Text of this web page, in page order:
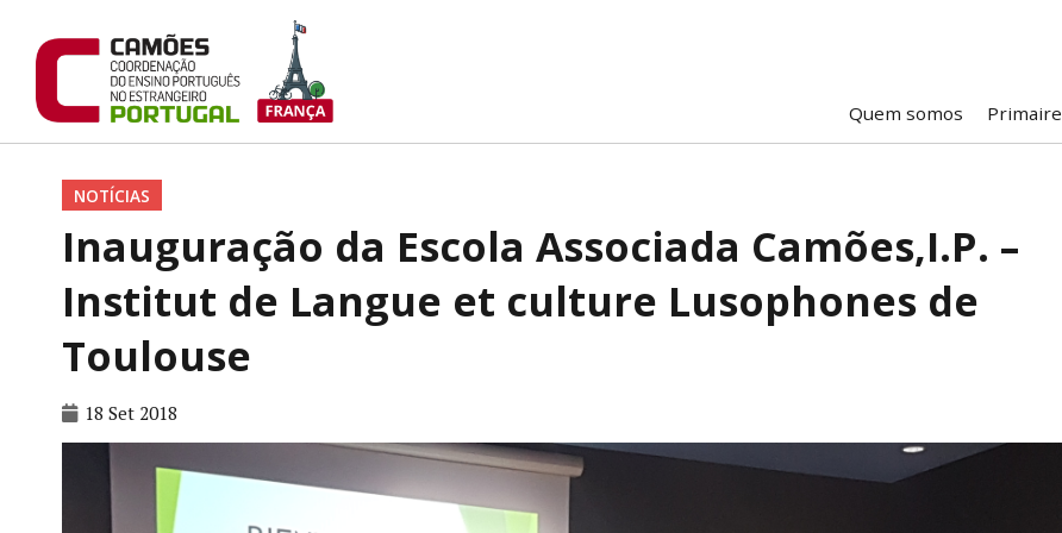
Quem somos Primaire
NOTÍCIAS
Inauguração da Escola Associada Camões,I.P. –
Institut de Langue et culture Lusophones de
Toulouse
18 Set 2018